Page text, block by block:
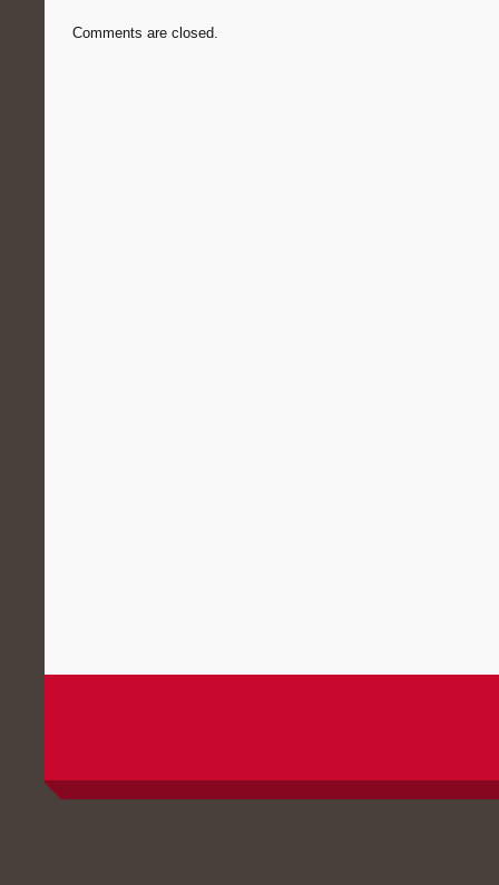
Comments are closed.